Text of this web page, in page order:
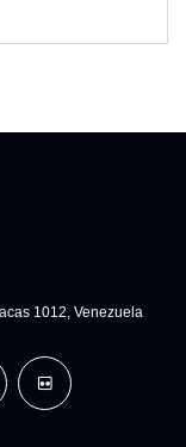
1012, Venezuela